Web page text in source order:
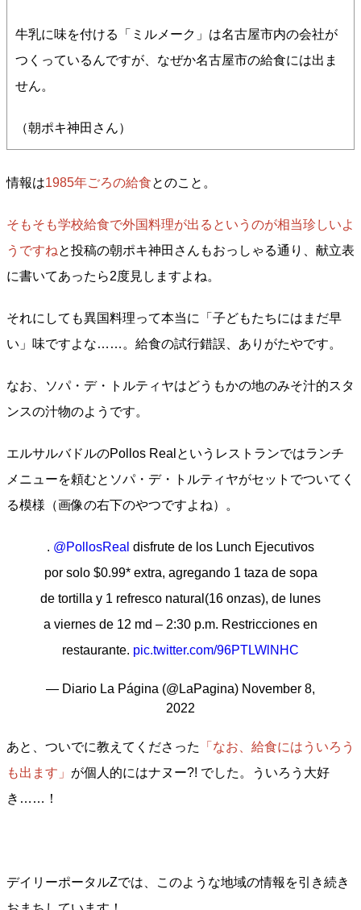
牛乳に味を付ける「ミルメーク」は名古屋市内の会社が
つくっているんですが、なぜか名古屋市の給食には出ま
せん。
（朝ポキ神田さん）
情報は1985年ごろの給食とのこと。
そもそも学校給食で外国料理が出るというのが相当珍しいよ
うですねと投稿の朝ポキ神田さんもおっしゃる通り、献立表
に書いてあったら2度見しますよね。
それにしても異国料理って本当に「子どもたちにはまだ早
い」味ですよな……。給食の試行錯誤、ありがたやです。
なお、ソパ・デ・トルティヤはどうもかの地のみそ汁的スタ
ンスの汁物のようです。
エルサルバドルのPollos Realというレストランではランチ
メニューを頼むとソパ・デ・トルティヤがセットでついてく
る模様（画像の右下のやつですよね）。
. @PollosReal disfrute de los Lunch Ejecutivos
por solo $0.99* extra, agregando 1 taza de sopa
de tortilla y 1 refresco natural(16 onzas), de lunes
a viernes de 12 md – 2:30 p.m. Restricciones en
restaurante. pic.twitter.com/96PTLWlNHC
— Diario La Página (@LaPagina) November 8,
2022
あと、ついでに教えてくださった
「なお、給食にはういろう
も出ます」 が個人的にはナヌー?! でした。ういろう大好
き……！
デイリーポータルZでは、このような地域の情報を引き続き